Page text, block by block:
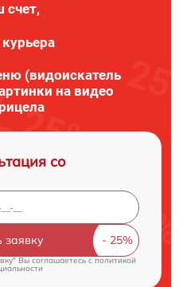
счет,
(видоискатель
на видео
со
заявку
Вы соглашаетесь c политикой